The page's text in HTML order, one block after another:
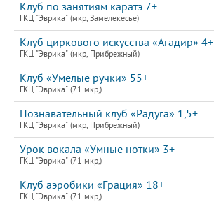
Клуб по занятиям каратэ 7+
ГКЦ "Эврика" (мкр, Замелекесье)
Клуб циркового искусства «Агадир» 4+
ГКЦ "Эврика" (мкр, Прибрежный)
Клуб «Умелые ручки» 55+
ГКЦ "Эврика" (71 мкр,)
Познавательный клуб «Радуга» 1,5+
ГКЦ "Эврика" (мкр, Прибрежный)
Урок вокала «Умные нотки» 3+
ГКЦ "Эврика" (71 мкр,)
Клуб аэробики «Грация» 18+
ГКЦ "Эврика" (71 мкр,)